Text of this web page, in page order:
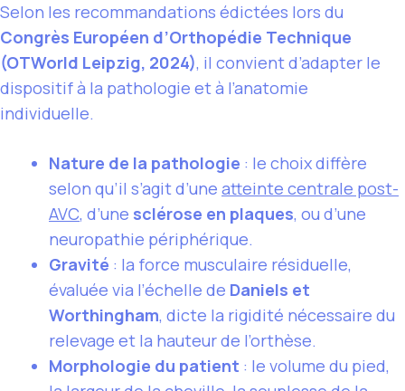
Selon les recommandations édictées lors du
Congrès Européen d’Orthopédie Technique
(OTWorld Leipzig, 2024), il convient d’adapter le
dispositif à la pathologie et à l’anatomie
individuelle.
Nature de la pathologie : le choix diffère
selon qu’il s’agit d’une atteinte centrale post-
AVC, d’une sclérose en plaques, ou d’une
neuropathie périphérique.
Gravité : la force musculaire résiduelle,
évaluée via l’échelle de Daniels et
Worthingham, dicte la rigidité nécessaire du
relevage et la hauteur de l’orthèse.
Morphologie du patient : le volume du pied,